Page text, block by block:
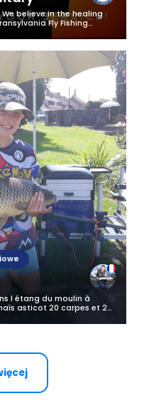
☆ We believe in the healing
Fly Fishing
announce the launch
l étang du moulin à
asticot 20 carpes et 26
toute l après midi un